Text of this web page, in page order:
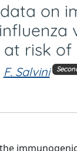
on
risk
F. Salvini